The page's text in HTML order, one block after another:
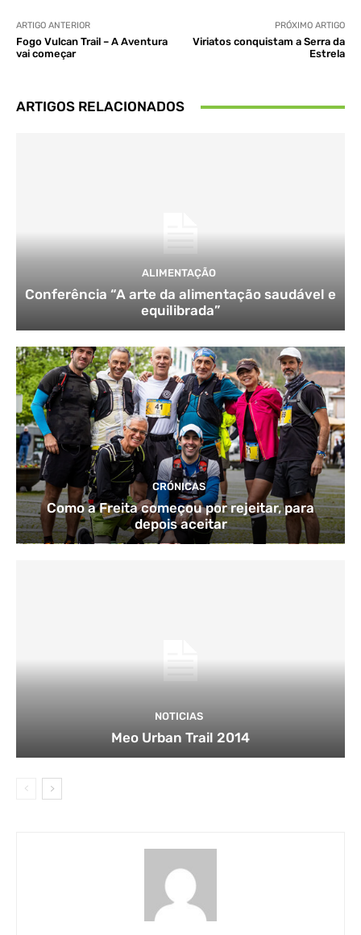
ARTIGO ANTERIOR
Fogo Vulcan Trail – A Aventura
vai começar
PRÓXIMO ARTIGO
Viriatos conquistam a Serra da
Estrela
ARTIGOS RELACIONADOS
ALIMENTAÇÃO
Conferência “A arte da alimentação saudável e
equilibrada”
CRÓNICAS
Como a Freita começou por rejeitar, para
depois aceitar
NOTICIAS
Meo Urban Trail 2014